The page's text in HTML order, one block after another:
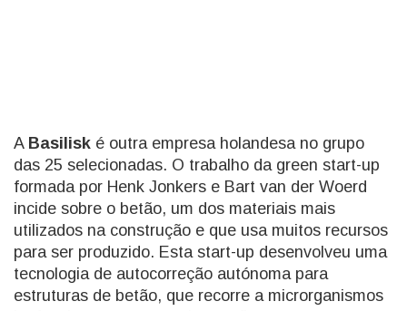
A Basilisk é outra empresa holandesa no grupo
das 25 selecionadas. O trabalho da green start-up
formada por Henk Jonkers e Bart van der Woerd
incide sobre o betão, um dos materiais mais
utilizados na construção e que usa muitos recursos
para ser produzido. Esta start-up desenvolveu uma
tecnologia de autocorreção autónoma para
estruturas de betão, que recorre a microrganismos